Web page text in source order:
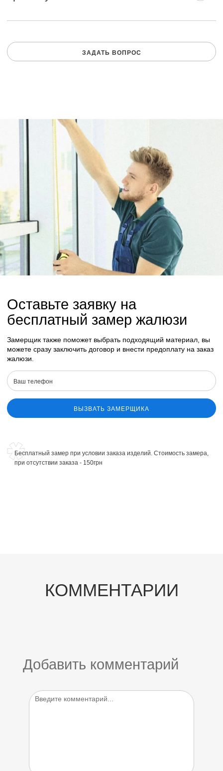
ЗАДАТЬ ВОПРОС
Оставьте заявку на
бесплатный замер жалюзи
Замерщик также поможет выбрать подходящий материал, вы
можете сразу заключить договор и внести предоплату на заказ
жалюзи.
ВЫЗВАТЬ ЗАМЕРЩИКА
Бесплатный замер при условии заказа изделий. Стоимость замера,
при отсутствии заказа - 150грн
КОММЕНТАРИИ
Добавить комментарий